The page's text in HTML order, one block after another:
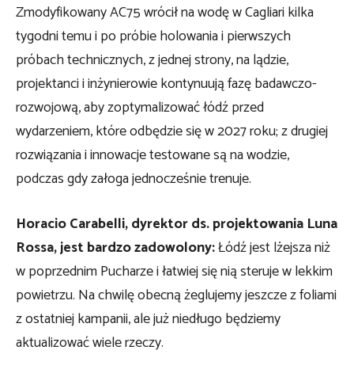
Zmodyfikowany AC75 wrócił na wodę w Cagliari kilka
tygodni temu i po próbie holowania i pierwszych
próbach technicznych, z jednej strony, na lądzie,
projektanci i inżynierowie kontynuują fazę badawczo-
rozwojową, aby zoptymalizować łódź przed
wydarzeniem, które odbędzie się w 2027 roku; z drugiej
rozwiązania i innowacje testowane są na wodzie,
podczas gdy załoga jednocześnie trenuje.
Horacio Carabelli, dyrektor ds. projektowania Luna
Rossa, jest bardzo zadowolony:Łódź jest lżejsza niż
w poprzednim Pucharze i łatwiej się nią steruje w lekkim
powietrzu. Na chwilę obecną żeglujemy jeszcze z foliami
z ostatniej kampanii, ale już niedługo będziemy
aktualizować wiele rzeczy.